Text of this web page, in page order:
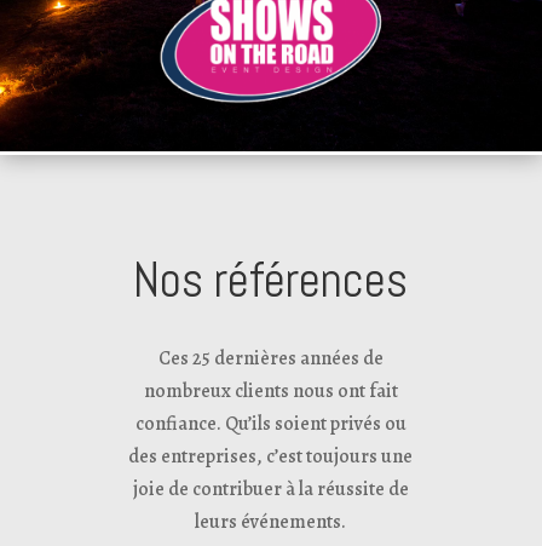
Nos références
Ces 25 dernières années de
nombreux clients nous ont fait
confiance. Qu’ils soient privés ou
des entreprises, c’est toujours une
joie de contribuer à la réussite de
leurs événements.